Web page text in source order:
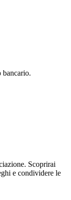
bancario.
Scoprirai
e condividere le